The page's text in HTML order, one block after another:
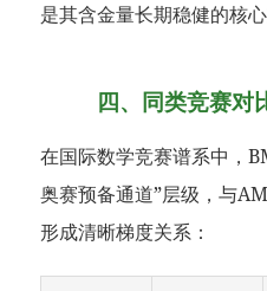
是其含金量长期稳健的核心
四、同类竞赛对
在国际数学竞赛谱系中，
奥赛预备通道”层级，与
形成清晰梯度关系：